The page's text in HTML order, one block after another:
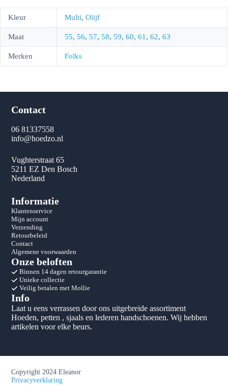
Kleur Multi, Olijf
Maat 55, 56, 57, 58, 59, 60, 61 , 62, 63
Merken Folks
Contact
06 81337558
info@hoedzo.nl
Vughterstraat 65
5211 EZ Den Bosch
Nederland
Informatie
Klantenservice
Mijn account
Verzending
Retourbeleid
Contact
Algemene voorwaarden
Onze beloften
Binnen 14 dagen retourgarantie
Unieke collectie
Veilig betalen met Mollie
Info
Laat u eens verrassen door ons uitgebreide assortiment
Hoeden, petten , sjaals en lederen handschoenen. Wij hebben
artikelen voor elke beurs.
Copyright 2024 Eleanor
Privacyverklaring